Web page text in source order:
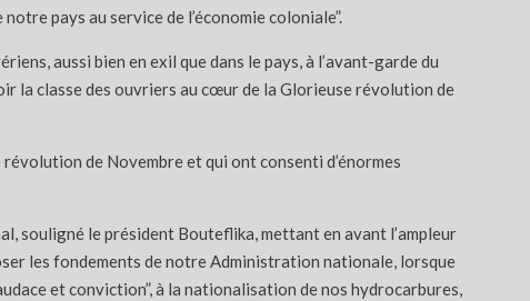
pays au service de l’économie coloniale”.
aussi bien en exil que dans le pays, à l’avant-garde du
la classe des ouvriers au cœur de la Glorieuse révolution de
de Novembre et qui ont consenti d’énormes
souligné le président Bouteflika, mettant en avant l’ampleur
les fondements de notre Administration nationale, lorsque
et conviction”, à la nationalisation de nos hydrocarbures,